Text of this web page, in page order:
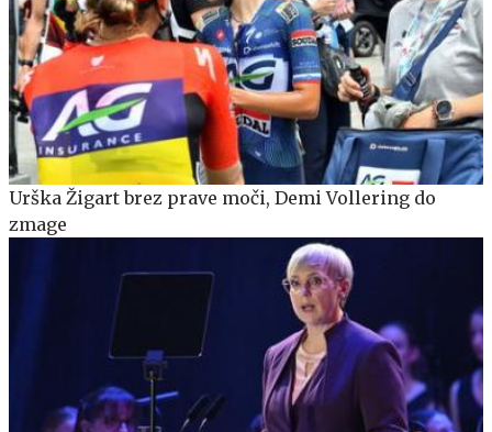
Urška Žigart brez prave moči, Demi Vollering do
zmage